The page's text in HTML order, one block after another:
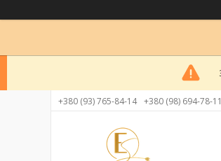
+380 (93) 765-84-14 +380 (98) 694-78-11